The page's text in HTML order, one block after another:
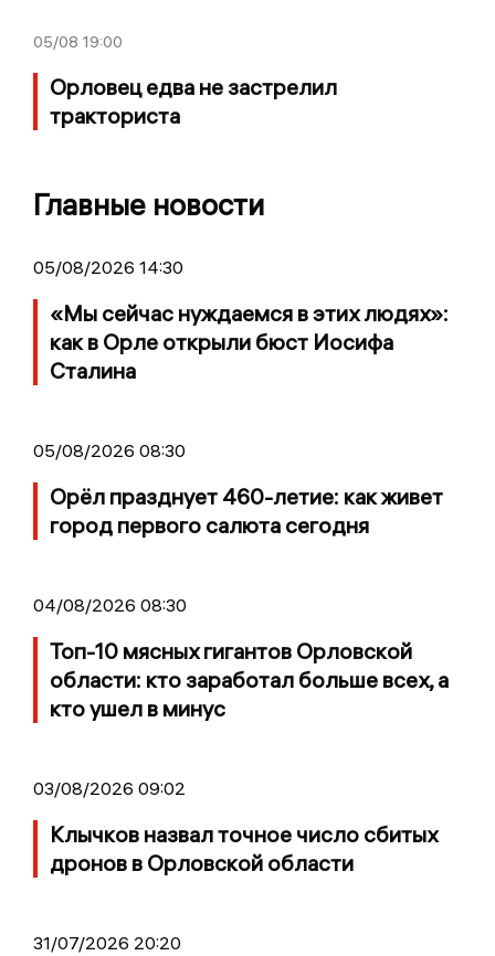
05/08 19:00
Орловец едва не застрелил
тракториста
Главные новости
05/08/2026 14:30
«Мы сейчас нуждаемся в этих людях»:
как в Орле открыли бюст Иосифа
Сталина
05/08/2026 08:30
Орёл празднует 460-летие: как живет
город первого салюта сегодня
04/08/2026 08:30
Топ-10 мясных гигантов Орловской
области: кто заработал больше всех, а
кто ушел в минус
03/08/2026 09:02
Клычков назвал точное число сбитых
дронов в Орловской области
31/07/2026 20:20